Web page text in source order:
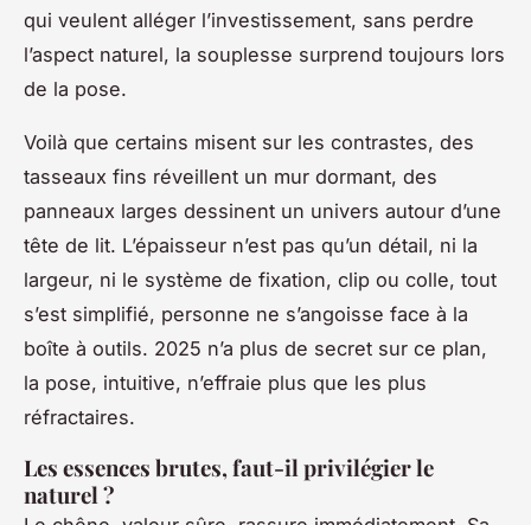
qui veulent alléger l’investissement, sans perdre
l’aspect naturel, la souplesse surprend toujours lors
de la pose.
Voilà que certains misent sur les contrastes, des
tasseaux fins réveillent un mur dormant, des
panneaux larges dessinent un univers autour d’une
tête de lit. L’épaisseur n’est pas qu’un détail, ni la
largeur, ni le système de fixation, clip ou colle, tout
s’est simplifié, personne ne s’angoisse face à la
boîte à outils. 2025 n’a plus de secret sur ce plan,
la pose, intuitive, n’effraie plus que les plus
réfractaires.
Les essences brutes, faut-il privilégier le
naturel ?